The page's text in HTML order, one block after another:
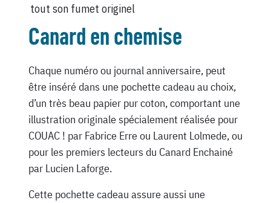
tout son fumet originel
Canard en chemise
Chaque numéro ou journal anniversaire, peut
être inséré dans une pochette cadeau au choix,
d’un très beau papier pur coton, comportant une
illustration originale spécialement réalisée pour
COUAC ! par Fabrice Erre ou Laurent Lolmede, ou
pour les premiers lecteurs du Canard Enchainé
par Lucien Laforge.
Cette pochette cadeau assure aussi une